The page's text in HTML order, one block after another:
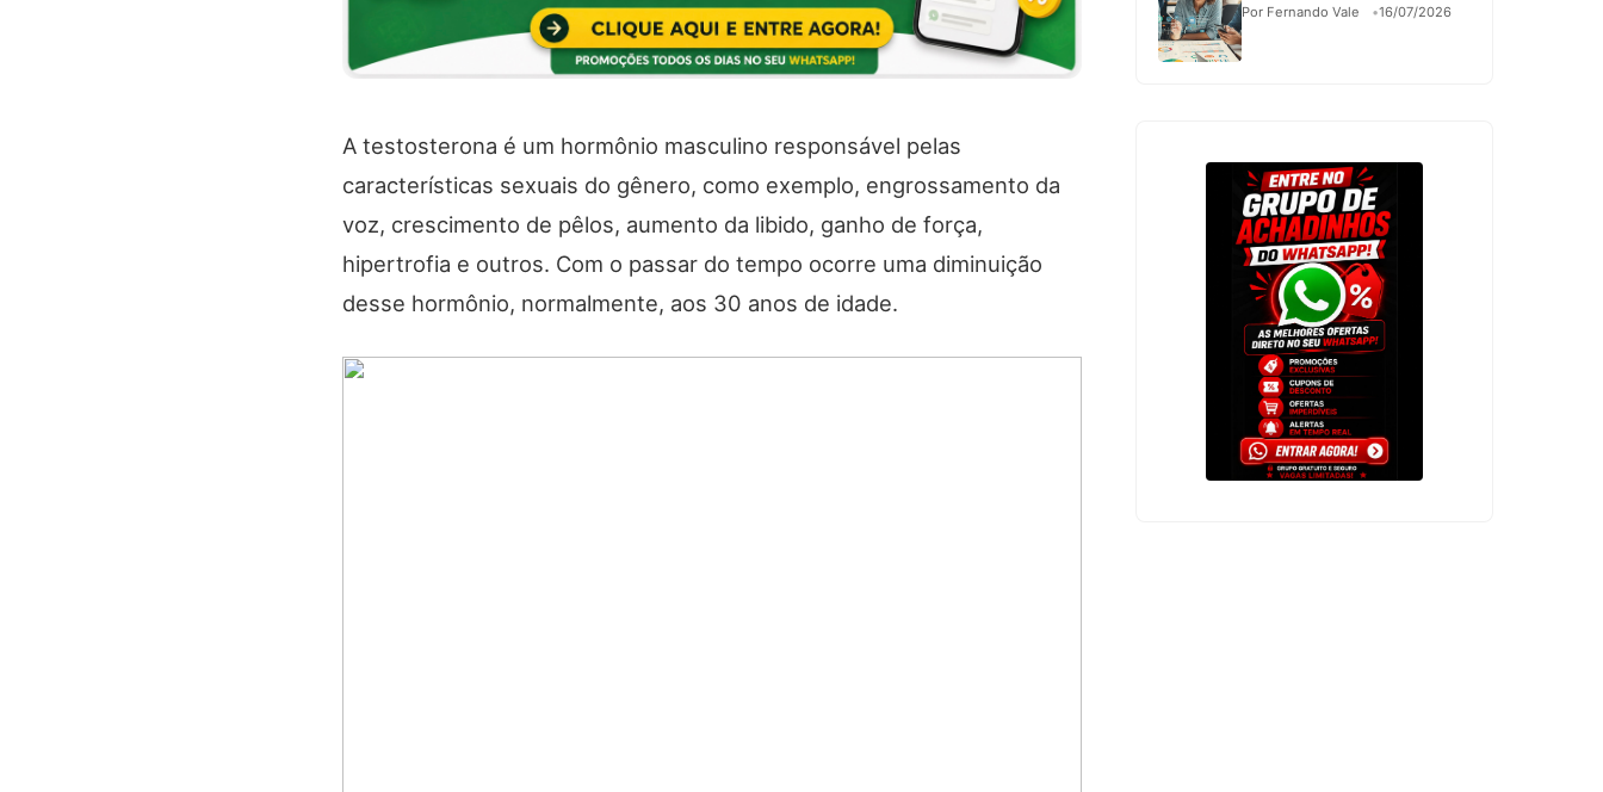
A testosterona é um hormônio masculino responsável pelas
características sexuais do gênero, como exemplo, engrossamento da
voz, crescimento de pêlos, aumento da libido, ganho de força,
hipertrofia e outros. Com o passar do tempo ocorre uma diminuição
desse hormônio, normalmente, aos 30 anos de idade.
Por Fernando Vale 16/07/2026